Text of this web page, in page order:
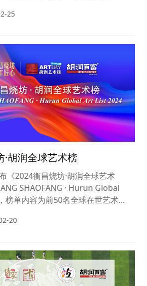
收盘价计算，非上市公司估值参
院连续第六次发布“胡润中国500
25
·胡润全球艺术榜
《2024衡昌烧坊·胡润全球艺术
SHAOFANG · Hurun Global
榜单内容为前50名全球在世艺术家
续第五年发布“全球艺术榜”。
20